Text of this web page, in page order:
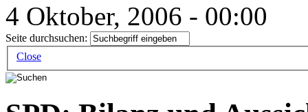
4 Oktober, 2006 - 00:00
Seite durchsuchen:
Close